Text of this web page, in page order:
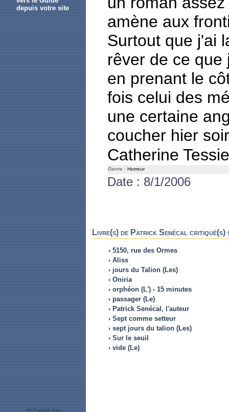
depuis votre site
amène aux
Surtout que j'ai
rêver de ce que
en prenant le
fois celui des
une certaine
coucher hier
Catherine
Genre : Horreur
Date : 8/1/2006
Livre(s) de Patrick Senécal critiqué(s)
5150, rue des Ormes
Aliss
jours du Talion (Les)
Oniria
orphéon (L') - 15 minutes
passager (Le)
Patrick Senécal, l'auteur
Sept comme setteur
sept jours du talion (Les)
Sur le seuil
vide (Le)